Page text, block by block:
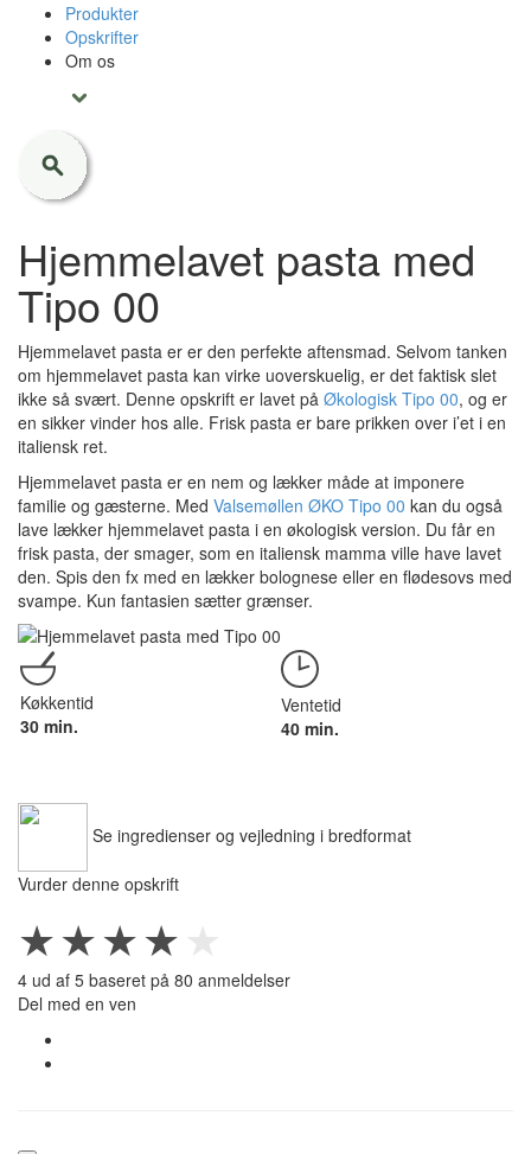
Produkter
Opskrifter
Om os
Hjemmelavet pasta med
Tipo 00
Hjemmelavet pasta er er den perfekte aftensmad. Selvom tanken
om hjemmelavet pasta kan virke uoverskuelig, er det faktisk slet
ikke så svært. Denne opskrift er lavet på Økologisk Tipo 00, og er
en sikker vinder hos alle. Frisk pasta er bare prikken over i’et i en
italiensk ret.
Hjemmelavet pasta er en nem og lækker måde at imponere
familie og gæsterne. Med Valsemøllen ØKO Tipo 00 kan du også
lave lækker hjemmelavet pasta i en økologisk version. Du får en
frisk pasta, der smager, som en italiensk mamma ville have lavet
den. Spis den fx med en lækker bolognese eller en flødesovs med
svampe. Kun fantasien sætter grænser.
Køkkentid
30 min.
Ventetid
40 min.
Se ingredienser og vejledning i bredformat
Vurder denne opskrift
★★★★
4 ud af 5 baseret på 80 anmeldelser
Del med en ven